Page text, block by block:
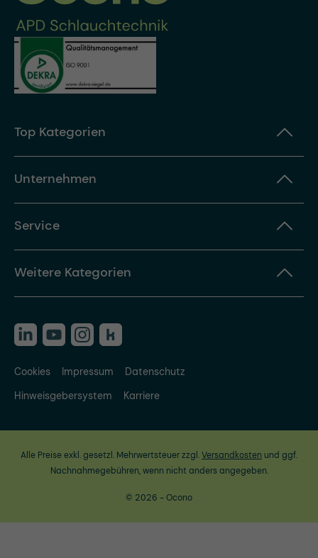
Top Kategorien
Unternehmen
Service
Weitere Kategorien
Cookies Impressum
Datenschutz
Hinweisgebersystem
Karriere
Alle Preise exkl. gesetzl. Mehrwertsteuer zzgl.Versandkosten und ggf.
Nachnahmegebühren, wenn nicht anders angegeben.
© 2026 - Ocono